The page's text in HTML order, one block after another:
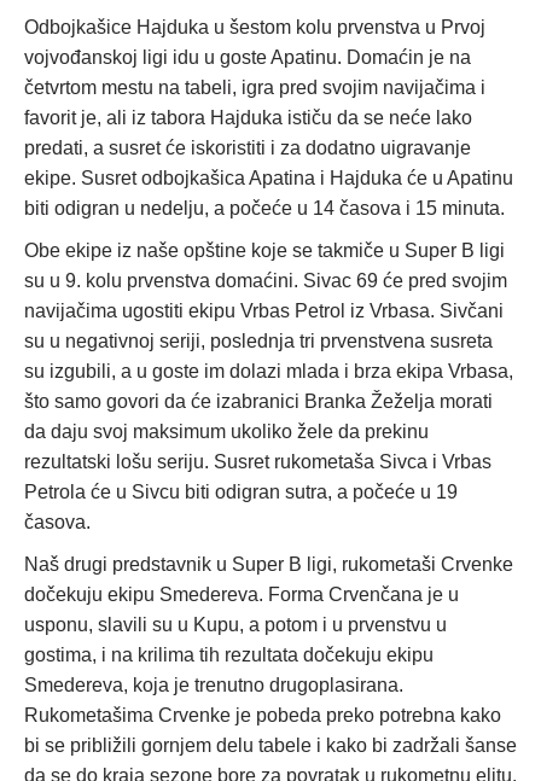
Odbojkašice Hajduka u šestom kolu prvenstva u Prvoj
vojvođanskoj ligi idu u goste Apatinu. Domaćin je na
četvrtom mestu na tabeli, igra pred svojim navijačima i
favorit je, ali iz tabora Hajduka ističu da se neće lako
predati, a susret će iskoristiti i za dodatno uigravanje
ekipe. Susret odbojkašica Apatina i Hajduka će u Apatinu
biti odigran u nedelju, a počeće u 14 časova i 15 minuta.
Obe ekipe iz naše opštine koje se takmiče u Super B ligi
su u 9. kolu prvenstva domaćini. Sivac 69 će pred svojim
navijačima ugostiti ekipu Vrbas Petrol iz Vrbasa. Sivčani
su u negativnoj seriji, poslednja tri prvenstvena susreta
su izgubili, a u goste im dolazi mlada i brza ekipa Vrbasa,
što samo govori da će izabranici Branka Žeželja morati
da daju svoj maksimum ukoliko žele da prekinu
rezultatski lošu seriju. Susret rukometaša Sivca i Vrbas
Petrola će u Sivcu biti odigran sutra, a počeće u 19
časova.
Naš drugi predstavnik u Super B ligi, rukometaši Crvenke
dočekuju ekipu Smedereva. Forma Crvenčana je u
usponu, slavili su u Kupu, a potom i u prvenstvu u
gostima, i na krilima tih rezultata dočekuju ekipu
Smedereva, koja je trenutno drugoplasirana.
Rukometašima Crvenke je pobeda preko potrebna kako
bi se približili gornjem delu tabele i kako bi zadržali šanse
da se do kraja sezone bore za povratak u rukometnu elitu.